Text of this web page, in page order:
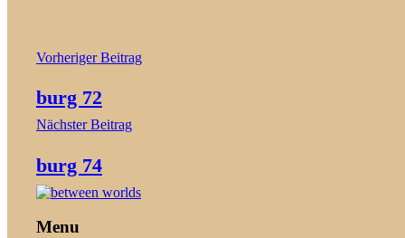
Beitragsnavigation
Vorheriger Beitrag
burg 72
Nächster Beitrag
burg 74
Menu